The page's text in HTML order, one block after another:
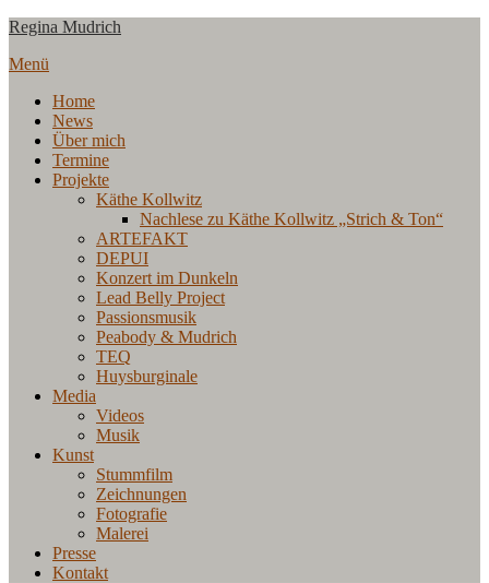
Zum
springen
Regina Mudrich
Menü
Home
News
Über mich
Termine
Projekte
Käthe Kollwitz
Nachlese zu Käthe Kollwitz „Strich & Ton“
ARTEFAKT
DEPUI
Konzert im Dunkeln
Lead Belly Project
Passionsmusik
Peabody & Mudrich
TEQ
Huysburginale
Media
Videos
Musik
Kunst
Stummfilm
Zeichnungen
Fotografie
Malerei
Presse
Kontakt